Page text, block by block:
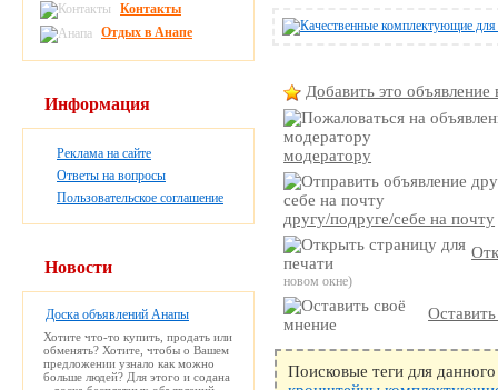
Добавить это объявление
модератору
другу/подруге/себе на почту
новом окне)
Поисковые теги для
Контакты
Отдых в Анапе
Информация
Реклама на сайте
Ответы на вопросы
Пользовательское соглашение
Новости
Доска объявлений Анапы
Хотите что-то купить, продать или
обменять? Хотите, чтобы о Вашем
предложении узнало как можно
больше людей? Для этого и содана